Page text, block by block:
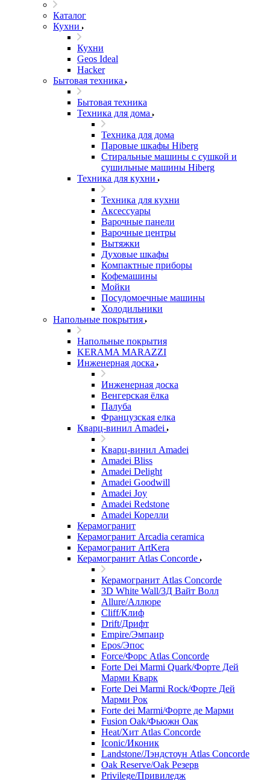
Каталог
Кухни
Кухни
Geos Ideal
Hacker
Бытовая техника
Бытовая техника
Техника для дома
Техника для дома
Паровые шкафы Hiberg
Стиральные машины с сушкой и
сушильные машины Hiberg
Техника для кухни
Техника для кухни
Аксессуары
Варочные панели
Варочные центры
Вытяжки
Духовые шкафы
Компактные приборы
Кофемашины
Мойки
Посудомоечные машины
Холодильники
Напольные покрытия
Напольные покрытия
KERAMA MARAZZI
Инженерная доска
Инженерная доска
Венгерская ёлка
Палуба
Французская елка
Кварц-винил Amadei
Кварц-винил Amadei
Amadei Bliss
Amadei Delight
Amadei Goodwill
Amadei Joy
Amadei Redstone
Amadei Корелли
Керамогранит
Керамогранит Arcadia ceramica
Керамогранит ArtKera
Керамогранит Atlas Concorde
Керамогранит Atlas Concorde
3D White Wall/3Д Вайт Волл
Allure/Аллюрe
Cliff/Клиф
Drift/Дрифт
Empire/Эмпаир
Epos/Эпос
Force/Фoрс Atlas Concorde
Forte Dei Marmi Quark/Форте Дей
Марми Кварк
Forte Dei Marmi Rock/Форте Дей
Марми Рок
Forte dei Marmi/Форте де Марми
Fusion Oak/Фьюжн Оак
Heat/Xит Atlas Concorde
Iconic/Иконик
Landstone/Лэндстоун Atlas Concorde
Oak Reserve/Оak Резepв
Privilege/Привиледж